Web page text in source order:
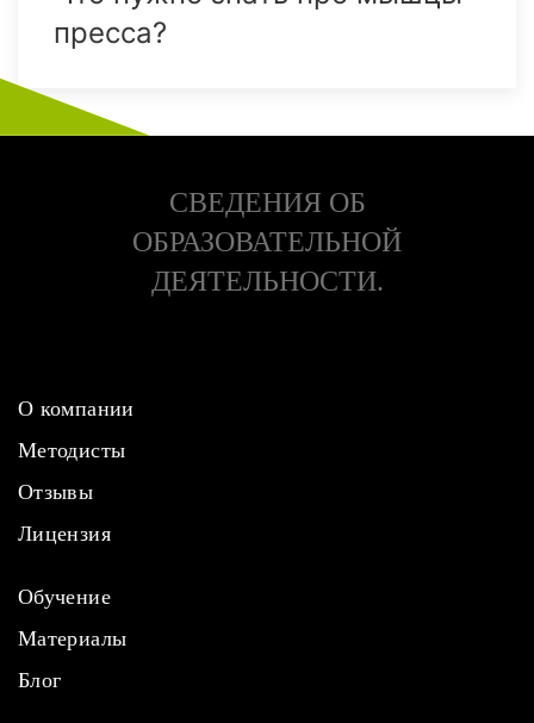
пресса?
СВЕДЕНИЯ ОБ
ОБРАЗОВАТЕЛЬНОЙ
ДЕЯТЕЛЬНОСТИ.
О компании
Методисты
Отзывы
Лицензия
Обучение
Материалы
Блог